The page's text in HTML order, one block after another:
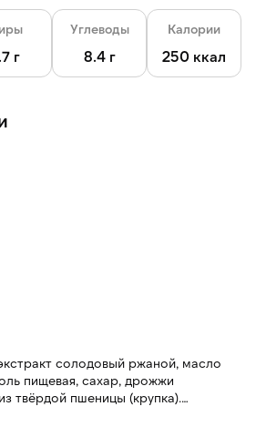
г
Углеводы
8.4 г
Калории
250 ккал
солодовый ржаной, масло
пищевая, сахар, дрожжи
твёрдой пшеницы (крупка).